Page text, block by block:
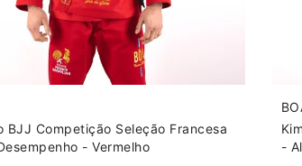
BJJ Competição Seleção Francesa
- Vermelho
-